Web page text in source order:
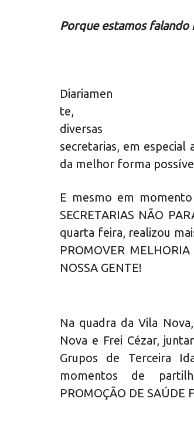
Porque estamos falando
Diariamen
te,
diversas
secretarias, em especial
da melhor forma
E mesmo em momento
SECRETARIAS NÃO
quarta feira, realizou
PROMOVER
NOSSA GENTE!
Na quadra da Vila
Nova e Frei Cézar,
Grupos de Terceira
momentos de
PROMOÇÃO DE SAÚDE